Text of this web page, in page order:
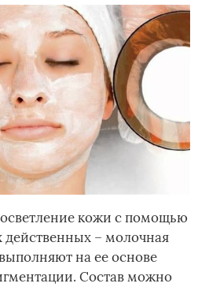
кожи с помощью
– молочная
на ее основе
Состав можно